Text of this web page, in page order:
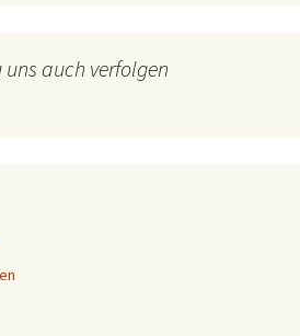
auch verfolgen